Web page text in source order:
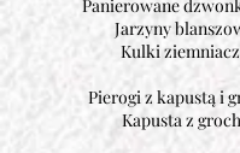
Panierowane
Jarzyny
Kulki
Pierogi z kapustą i
Kapusta z